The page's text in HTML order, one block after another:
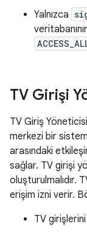
Yalnızca
TV Girişi
TV Giriş
merkezi bir
arasındaki
sağlar. TV girişi
oluşturulmalıdır.
erişim izni verir.
TV